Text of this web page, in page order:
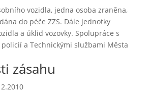
vozidla, jedna osoba zraněna,
do péče ZZS. Dále jednotky
a úklid vozovky. Spolupráce s
policií a Technickými službami Města
zásahu